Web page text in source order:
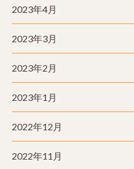
2023年4月
2023年3月
2023年2月
2023年1月
2022年12月
2022年11月